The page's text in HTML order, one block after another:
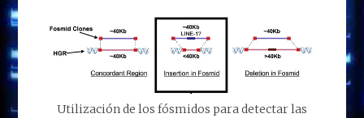
Utilización de los fósmidos para detectar las